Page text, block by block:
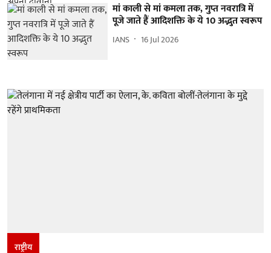
मां काली से मां कमला तक, गुप्त नवरात्रि में
पूजे जाते हैं आदिशक्ति के ये 10 अद्भुत स्वरूप
IANS 16 Jul 2026
राष्ट्रीय